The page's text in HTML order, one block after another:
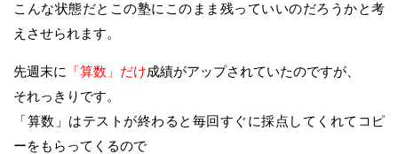
こんな状態だとこの塾にこのまま残っていいのだろうかと考
えさせられます。
先週末に 「算数」だけ成績がアップされていたのですが、
それっきりです。
「算数」はテストが終わると毎回すぐに採点してくれてコピ
ーをもらってくるので